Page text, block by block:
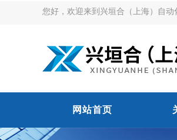
您好，欢迎来到兴垣合（上海）自动
网站首页